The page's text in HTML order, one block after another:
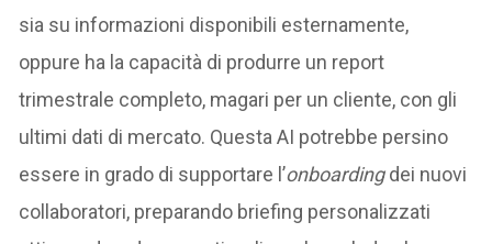
sia su informazioni disponibili esternamente,
oppure ha la capacità di produrre un report
trimestrale completo, magari per un cliente, con gli
ultimi dati di mercato​. Questa AI potrebbe persino
essere in grado di supportare l’onboardingdei nuovi
collaboratori, preparando briefing personalizzati